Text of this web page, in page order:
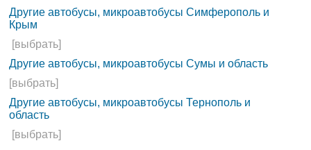
Другие автобусы, микроавтобусы Симферополь и
Крым
[выбрать]
Другие автобусы, микроавтобусы Сумы и область
[выбрать]
Другие автобусы, микроавтобусы Тернополь и
область
[выбрать]